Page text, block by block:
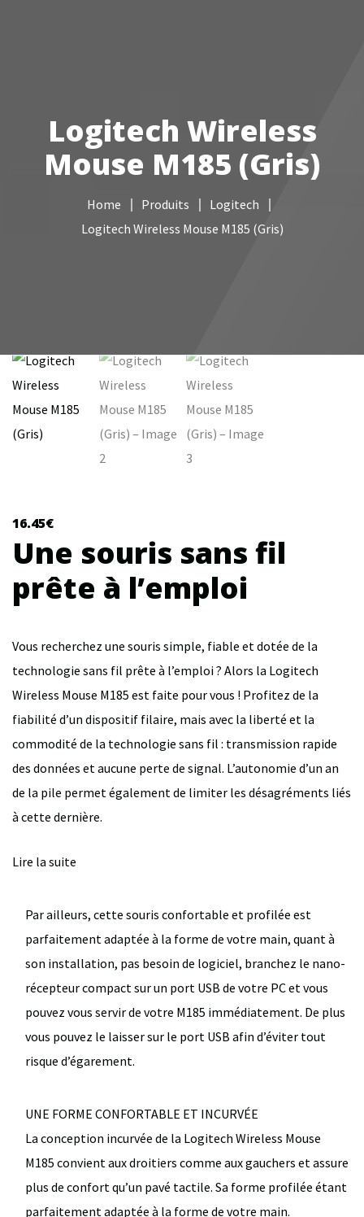
Câblage réseau
NAS
Vidéo surveillance
Logitech Wireless
Mouse M185 (Gris)
Home Produits
Logitech
Logitech Wireless Mouse M185 (Gris)
16.45€
Une souris sans fil
prête à l’emploi
Vous recherchez une souris simple, fiable et dotée de la
technologie sans fil prête à l’emploi ? Alors la Logitech
Wireless Mouse M185 est faite pour vous ! Profitez de la
fiabilité d’un dispositif filaire, mais avec la liberté et la
commodité de la technologie sans fil : transmission rapide
des données et aucune perte de signal. L’autonomie d’un an
de la pile permet également de limiter les désagréments liés
à cette dernière.
Lire la suite
Par ailleurs, cette souris confortable et profilée est
parfaitement adaptée à la forme de votre main, quant à
son installation, pas besoin de logiciel, branchez le nano-
récepteur compact sur un port USB de votre PC et vous
pouvez vous servir de votre M185 immédiatement. De plus
vous pouvez le laisser sur le port USB afin d’éviter tout
risque d’égarement.
UNE FORME CONFORTABLE ET INCURVÉE
La conception incurvée de la Logitech Wireless Mouse
M185 convient aux droitiers comme aux gauchers et assure
plus de confort qu’un pavé tactile. Sa forme profilée étant
parfaitement adaptée à la forme de votre main.